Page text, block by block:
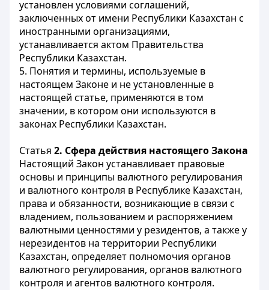
установлен условиями соглашений,
заключенных от имени Республики Казахстан с
иностранными организациями,
устанавливается актом Правительства
Республики Казахстан.
5. Понятия и термины, используемые в
настоящем Законе и не установленные в
настоящей статье, применяются в том
значении, в котором они используются в
законах Республики Казахстан.
Статья 2. Сфера действия настоящего Закона
Настоящий Закон устанавливает правовые
основы и принципы валютного регулирования
и валютного контроля в Республике Казахстан,
права и обязанности, возникающие в связи с
владением, пользованием и распоряжением
валютными ценностями у резидентов, а также у
нерезидентов на территории Республики
Казахстан, определяет полномочия органов
валютного регулирования, органов валютного
контроля и агентов валютного контроля.